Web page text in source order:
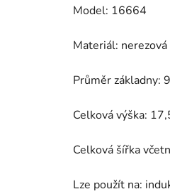
Model: 16664
Materiál:
Průměr základny:
Celková výška:
Celková šířka
Lze použít na: